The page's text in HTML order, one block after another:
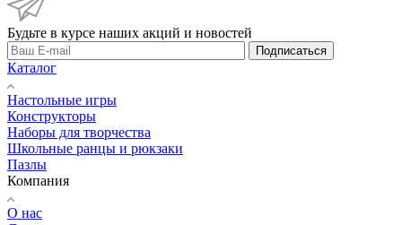
Будьте в курсе наших акций и новостей
Подписаться
Каталог
Настольные игры
Конструкторы
Наборы для творчества
Школьные ранцы и рюкзаки
Пазлы
Компания
О нас